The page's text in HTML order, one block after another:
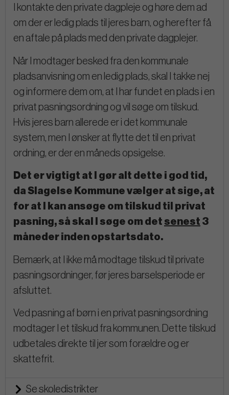
I kontakte den private dagpleje og høre dem ad
om der er ledig plads til jeres barn, og herefter få
en aftale på plads med den private dagplejer.
Når I modtager besked fra den kommunale
pladsanvisning om en ledig plads, skal I takke nej
og informere dem om, at I har fundet en plads i en
privat pasningsordning og vil søge om tilskud.
Hvis jeres barn allerede er i det kommunale
system, men I ønsker at flytte det til en privat
ordning, er der en måneds opsigelse.
Det er vigtigt at I gør alt dette i god tid,
da Slagelse Kommune vælger at sige, at
for at I kan ansøge om tilskud til privat
pasning, så skal I søge om det senest 3
måneder inden opstartsdato.
Bemærk, at I ikke må modtage tilskud til private
pasningsordninger, før jeres barselsperiode er
afsluttet.
Ved pasning af børn i en privat pasningsordning
modtager I et tilskud fra kommunen. Dette tilskud
udbetales direkte til jer som forældre og er
skattefrit.
Se skoledistrikter